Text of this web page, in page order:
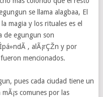
se llama alagbaa, El
magia y los rituales es el
de egungun son
, alÃ¡rÇŽn y por
fueron mencionados.
pues cada ciudad tiene un
comunes por las